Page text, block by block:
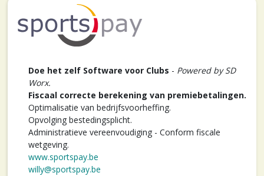
Doe het zelf Software voor Clubs - Powered by SD
Worx.
Fiscaal correcte berekening van premiebetalingen.
Optimalisatie van bedrijfsvoorheffing.
Opvolging bestedingsplicht.
Administratieve vereenvoudiging - Conform fiscale
wetgeving.
www.sportspay.be
willy@sportspay.be